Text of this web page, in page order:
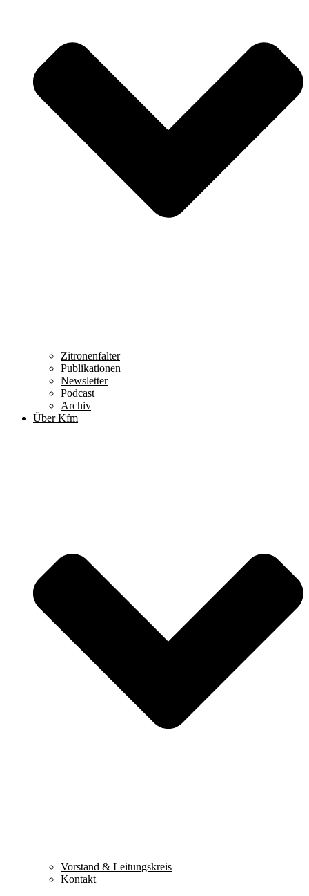
Zitronenfalter
Publikationen
Newsletter
Podcast
Archiv
Über Kfm
Vorstand & Leitungskreis
Kontakt